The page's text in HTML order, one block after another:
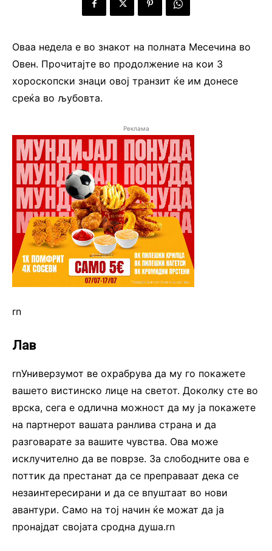
Оваа недела е во знакот на полната Месечина во
Овен. Прочитајте во продолжение на кои 3
хороскопски знаци овој транзит ќе им донесе
среќа во љубовта.
Реклама
rn
Лав
rnУниверзумот ве охрабрува да му го покажете
вашето вистинско лице на светот. Доколку сте во
врска, сега е одлична можност да му ја покажете
на партнерот вашата ранлива страна и да
разговарате за вашите чувства. Ова може
исклучително да ве поврзе. За слободните ова е
поттик да престанат да се преправаат дека се
незаинтересирани и да се впуштаат во нови
авантури. Само на тој начин ќе можат да ја
пронајдат својата сродна душа.rn